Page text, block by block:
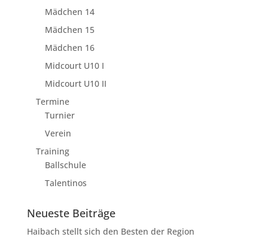
Mädchen 14
Mädchen 15
Mädchen 16
Midcourt U10 I
Midcourt U10 II
Termine
Turnier
Verein
Training
Ballschule
Talentinos
Neueste Beiträge
Haibach stellt sich den Besten der Region